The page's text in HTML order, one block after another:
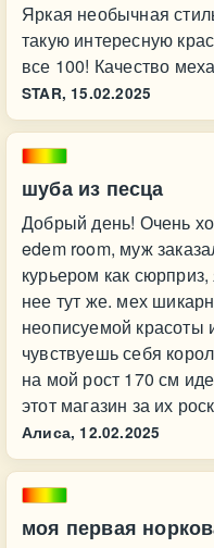
Яркая необычная
такую интересную
все 100! Качество
STAR, 15.02.2025
шуба из песца
Добрый день! Очень
edem room, муж
курьером как
нее тут же. мех
неописуемой красоты
чувствуешь себя
на мой рост 170 см
этот магазин за их
Алиса, 12.02.2025
моя первая